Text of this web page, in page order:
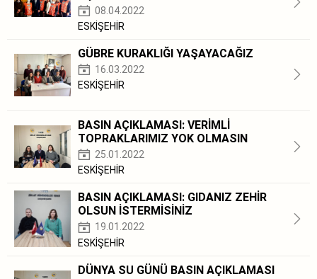
08.04.2022
ESKİŞEHİR
GÜBRE KURAKLIĞI YAŞAYACAĞIZ
16.03.2022
ESKİŞEHİR
BASIN AÇIKLAMASI: VERİMLİ
TOPRAKLARIMIZ YOK OLMASIN
25.01.2022
ESKİŞEHİR
BASIN AÇIKLAMASI: GIDANIZ ZEHİR
OLSUN İSTERMİSİNİZ
19.01.2022
ESKİŞEHİR
DÜNYA SU GÜNÜ BASIN AÇIKLAMASI